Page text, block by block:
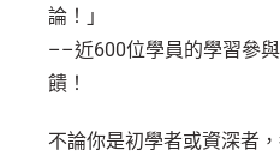
論！」
––近600位學員的學習參
饋！
不論你是初學者或資深者